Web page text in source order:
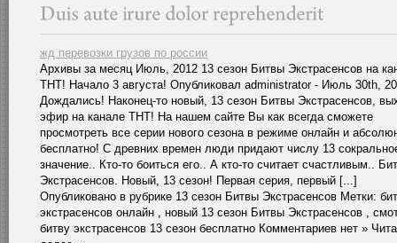
жд перевозки грузов по россии
Архивы за месяц Июль, 2012 13 сезон Битвы Экстрасенсов на
ТНТ! Начало 3 августа! Опубликовал administrator - Июль 30th,
Дождались! Наконец-то новый, 13 сезон Битвы Экстрасенсов,
эфир на канале ТНТ! На нашем сайте Вы как всегда сможете
просмотреть все серии нового сезона в режиме онлайн и
бесплатно! С древних времен люди придают числу 13
значение.. Кто-то боиться его.. А кто-то считает счастливым..
Экстрасенсов. Новый, 13 сезон! Первая серия, первый [...]
Опубликовано в рубрике 13 сезон Битвы Экстрасенсов Метки:
экстрасенсов онлайн , новый 13 сезон Битвы Экстрасенсов ,
битву экстрасенсов 13 сезон бесплатно Комментариев нет »